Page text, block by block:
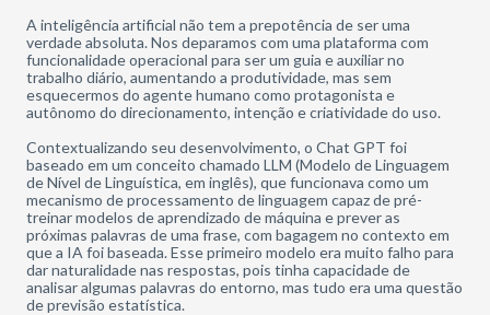
A inteligência artificial não tem a prepotência de ser uma
verdade absoluta. Nos deparamos com uma plataforma com
funcionalidade operacional para ser um guia e auxiliar no
trabalho diário, aumentando a produtividade, mas sem
esquecermos do agente humano como protagonista e
autônomo do direcionamento, intenção e criatividade do uso.
Contextualizando seu desenvolvimento, o Chat GPT foi
baseado em um conceito chamado LLM (Modelo de Linguagem
de Nível de Linguística, em inglês), que funcionava como um
mecanismo de processamento de linguagem capaz de pré-
treinar modelos de aprendizado de máquina e prever as
próximas palavras de uma frase, com bagagem no contexto em
que a IA foi baseada. Esse primeiro modelo era muito falho para
dar naturalidade nas respostas, pois tinha capacidade de
analisar algumas palavras do entorno, mas tudo era uma questão
de previsão estatística.